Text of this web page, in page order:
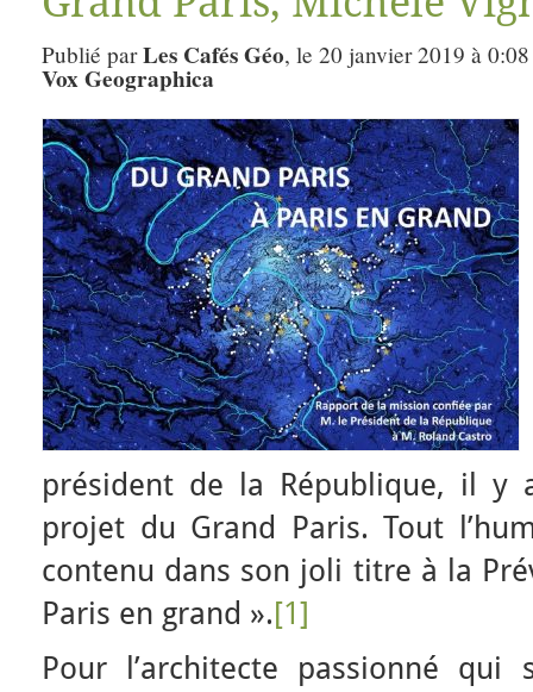
Publié parLes Cafés Géo, le 20 janvier 2019 à
Vox Geographica
président de la République, il y
projet du Grand Paris. Tout
contenu dans son joli titre à la
Paris en grand ».[1]
Pour l’architecte passionné